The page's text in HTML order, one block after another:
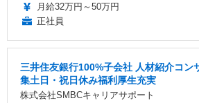
月給32万円～50万円
正社員
三井住友銀行100%子会社 人材紹介コン
集土日・祝日休み福利厚生充実
株式会社SMBCキャリアサポート